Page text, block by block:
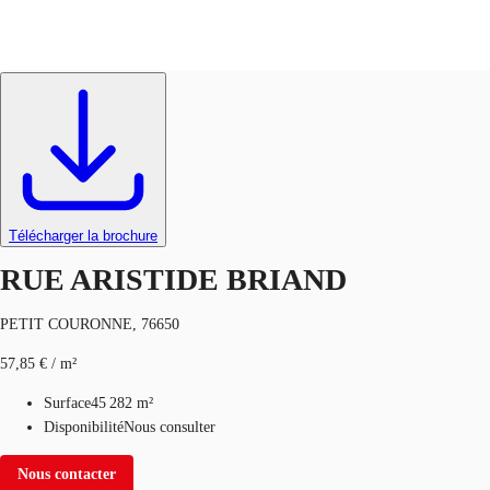
Blog
Télécharger la brochure
RUE ARISTIDE BRIAND
PETIT COURONNE, 76650
57,85 € / m²
Surface45 282 m²
DisponibilitéNous consulter
Nous contacter